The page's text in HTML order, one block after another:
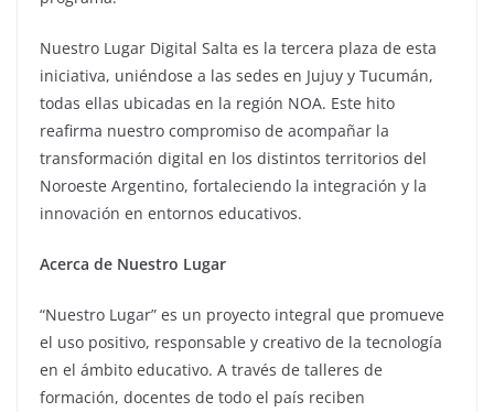
Nuestro Lugar Digital Salta es la tercera plaza de esta
iniciativa, uniéndose a las sedes en Jujuy y Tucumán,
todas ellas ubicadas en la región NOA. Este hito
reafirma nuestro compromiso de acompañar la
transformación digital en los distintos territorios del
Noroeste Argentino, fortaleciendo la integración y la
innovación en entornos educativos.
Acerca de Nuestro Lugar
“Nuestro Lugar” es un proyecto integral que promueve
el uso positivo, responsable y creativo de la tecnología
en el ámbito educativo. A través de talleres de
formación, docentes de todo el país reciben